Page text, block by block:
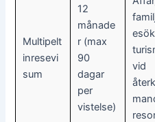
Multipelt
inresevi
sum
12
månade
r (max
90
dagar
per
vistelse)
vid